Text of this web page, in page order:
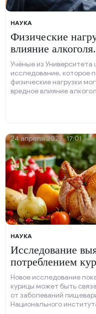
НАУКА
Физические
влияние алкоголя.
Учёные из
исследование, которое
физические нагрузки
вредное влияние
НАУКА
Исследование
потреблением
Новое исследование
курицы может быть
от заболеваний
Национального
24 апреля 2025, 17:01